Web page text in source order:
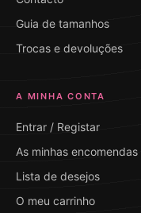
Guia de tamanhos
Trocas e devoluções
A MINHA CONTA
Entrar / Registar
As minhas encomendas
Lista de desejos
O meu carrinho